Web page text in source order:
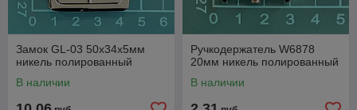
Замок GL-03 50x34x5мм
никель полированный
В наличии
Ручкодержатель W6878
20мм никель полированный
В наличии